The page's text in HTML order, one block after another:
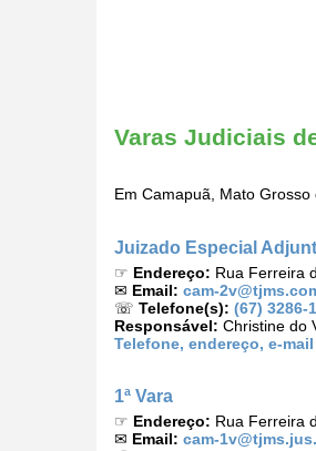
Varas Judiciais
Em Camapuã, Mato Grosso
Juizado Especial
☞ Endereço: Rua Ferreira
✉ Email: cam-
☏ Telefone(s): (67) 3286-
Responsável: Christine do
Telefone, endereço, e-
1ª Vara
☞ Endereço: Rua Ferreira
✉ Email: cam-